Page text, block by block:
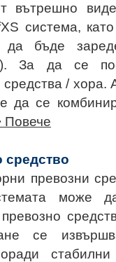
вътрешно
система,
бъде
За да се
/ хора.
да се
Повече
средство
превозни
може
се